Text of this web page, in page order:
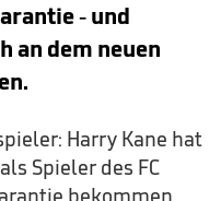
- und
an dem neuen
Harry Kane hat
Spieler des FC